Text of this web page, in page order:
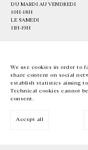
We use cookies in order to
share content on social
establish statistics aiming
Technical cookies cannot
consent.
Accept all
DU MARDI AU VENDREDI
10H-18H
LE SAMEDI
11H-19H
EN FR 中文 Facebook
Inscrivez-vous à notre